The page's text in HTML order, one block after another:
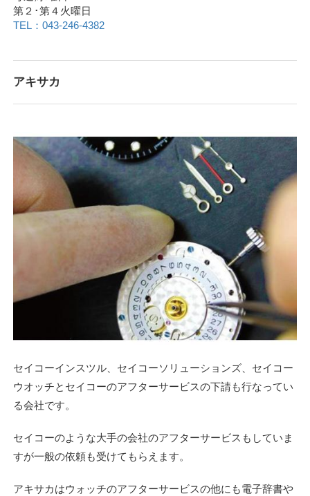
第２･第４火曜日
TEL：043-246-4382
アキサカ
セイコーインスツル、セイコーソリューションズ、セイコー
ウオッチとセイコーのアフターサービスの下請も行なってい
る会社です。
セイコーのような大手の会社のアフターサービスもしていま
すが一般の依頼も受けてもらえます。
アキサカはウォッチのアフターサービスの他にも電子辞書や